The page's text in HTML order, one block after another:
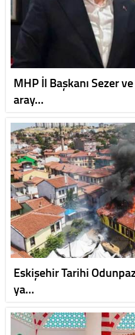
MHP İl Başkanı Sezer
aray…
Eskişehir Tarihi
ya…